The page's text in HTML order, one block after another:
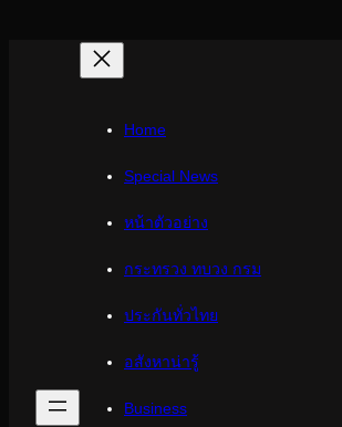
Home
Special News
หน้าตัวอย่าง
กระทรวง ทบวง กรม
ประกันทั่วไทย
อสังหาน่ารู้
Business